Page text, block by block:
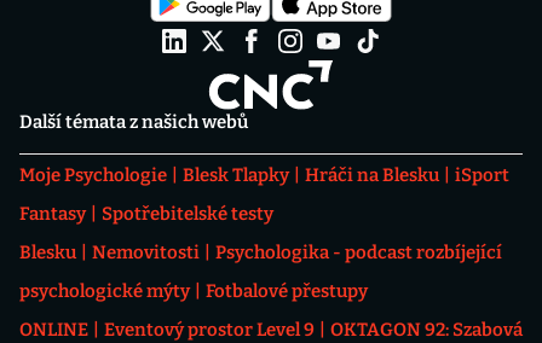
Další témata z našich webů
Moje Psychologie Blesk Tlapky Hráči na Blesku
iSport
Fantasy
Spotřebitelské testy
Blesku
Nemovitosti
Psychologika - podcast rozbíjející
psychologické mýty
Fotbalové přestupy
ONLINE
Eventový prostor Level 9
OKTAGON 92: Szabová